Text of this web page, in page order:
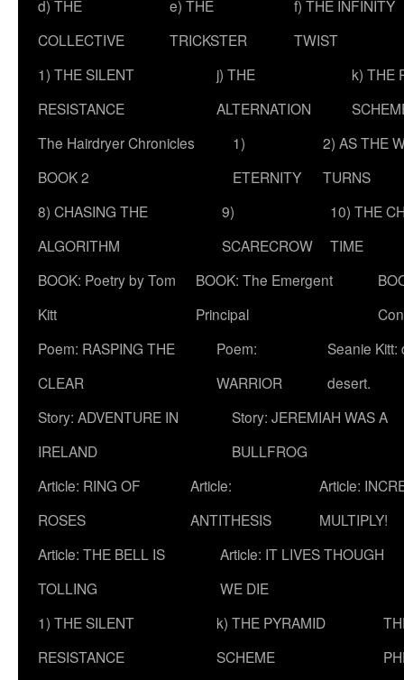
content
d) THE
COLLECTIVE
e) THE
TRICKSTER
f) THE INFINITY
TWIST
1) THE SILENT
RESISTANCE
j) THE
ALTERNATION
k) THE
The Hairdryer Chronicles
BOOK 2
1)
ETERNITY
2) AS THE
TURNS
8) CHASING THE
ALGORITHM
9)
SCARECROW
10) THE
TIME
BOOK: Poetry by Tom
Kitt
BOOK: The Emergent
Principal
Poem: RASPING THE
CLEAR
Poem:
WARRIOR
Seanie Kitt:
desert.
Story: ADVENTURE IN
IRELAND
Story: JEREMIAH WAS A
BULLFROG
Article: RING OF
ROSES
Article:
ANTITHESIS
Article:
MULTIPLY!
Article: THE BELL IS
TOLLING
Article: IT LIVES THOUGH
WE DIE
1) THE SILENT
RESISTANCE
k) THE PYRAMID
SCHEME